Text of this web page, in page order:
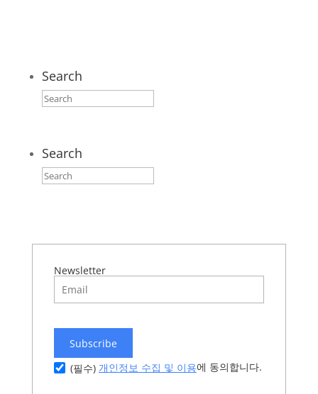
Search
Search
Newsletter
Subscribe
(필수) 개인정보 수집 및 이용에 동의합니다.